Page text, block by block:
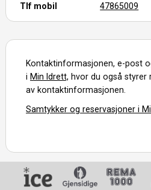
Tlf mobil
47865009
Kontaktinformasjonen, e-post
i Min Idrett, hvor du også styrer
av kontaktinformasjonen.
Samtykker og reservasjoner i